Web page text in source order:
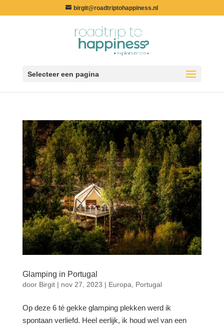
birgit@roadtriptohappiness.nl
Selecteer een pagina
Glamping in Portugal
door Birgit| nov 27, 2023 | Europa Portugal
Op deze 6 té gekke glamping plekken werd ik
spontaan verliefd. Heel eerlijk, ik houd wel van een